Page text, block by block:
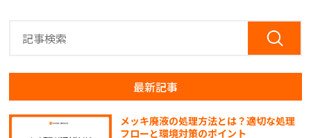
最新記事
メッキ廃液の処理方法とは？適切な処理
フローと環境対策のポイント